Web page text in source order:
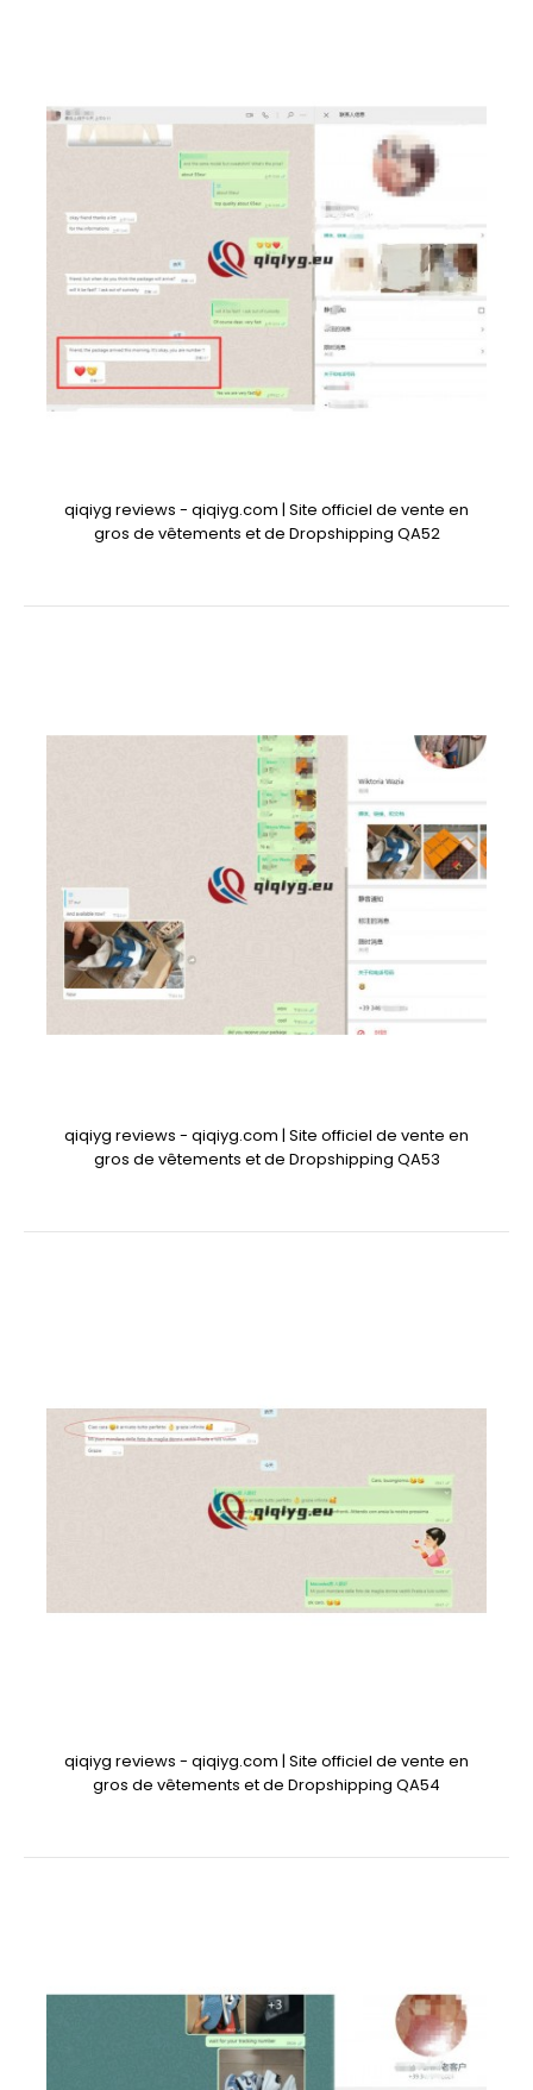
qiqiyg reviews - qiqiyg.com | Site officiel de vente en
gros de vêtements et de Dropshipping QA52
qiqiyg reviews - qiqiyg.com | Site officiel de vente en
gros de vêtements et de Dropshipping QA53
qiqiyg reviews - qiqiyg.com | Site officiel de vente en
gros de vêtements et de Dropshipping QA54